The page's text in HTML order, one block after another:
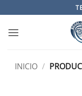
al
contenido
INICIO /